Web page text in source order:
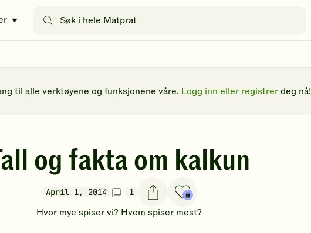
etter
til alle verktøyene og funksjonene våre. Logg inn eller registrer deg nå!
og fakta om kalkun
April 1, 2014 1
Hvor mye spiser vi? Hvem spiser mest?